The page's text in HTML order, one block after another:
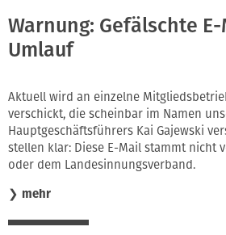
Warnung: Gefälschte
Umlauf
Aktuell wird an einzelne
verschickt, die scheinbar im Namen
Hauptgeschäftsführers Kai Gajewski
stellen klar: Diese E-Mail stammt nicht
oder dem Landesinnungsverband.
❯ mehr